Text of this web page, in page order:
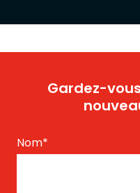
Gardez-
Nom*